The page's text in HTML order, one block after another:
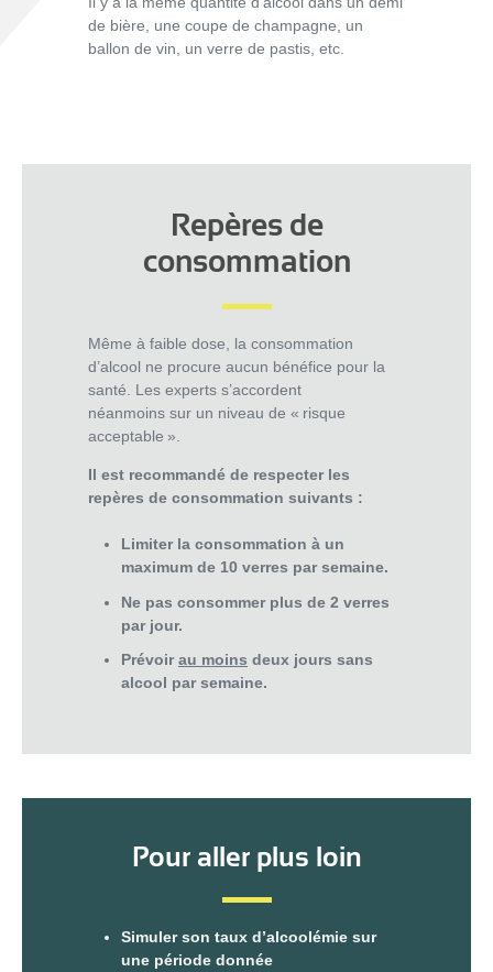
de bière, une coupe de champagne, un
ballon de vin, un verre de pastis, etc.
Repères de
consommation
Même à faible dose, la consommation
d’alcool ne procure aucun bénéfice pour la
santé.
Les experts s’accordent
néanmoins sur un niveau de « risque
acceptable ».
Il est recommandé de respecter les
repères de consommation suivants :
Limiter la consommation à un
maximum de 10 verres par semaine.
Ne pas consommer plus de 2 verres
par jour.
Prévoirau moins deux jours sans
alcool par semaine.
Pour aller plus loin
Simuler son taux d’alcoolémie sur
une période donnée